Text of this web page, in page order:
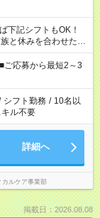
「できれば残業はし
ク希望
、もう1つのお仕事
は応募できません。
ご応募から最短2～3
シフト勤務 / 10名以
ル不要
詳細へ
ルケア事業部
掲載日：2026.08.08